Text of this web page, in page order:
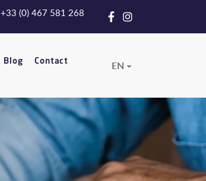
+33 (0) 467 581 268
Blog Contact EN